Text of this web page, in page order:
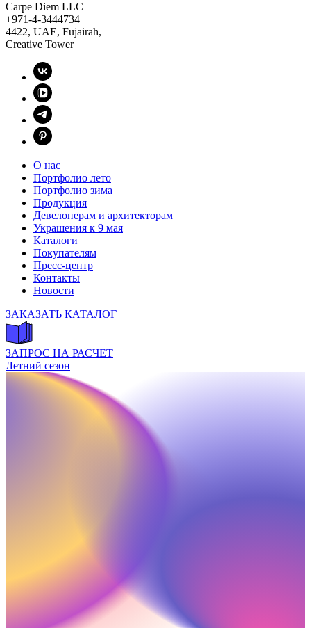
Carpe Diem LLC
+971-4-3444734
4422, UAE, Fujairah,
Creative Tower
О нас
Портфолио лето
Портфолио зима
Продукция
Девелоперам и архитекторам
Украшения к 9 мая
Каталоги
Покупателям
Пресс-центр
Контакты
Новости
ЗАКАЗАТЬ КАТАЛОГ
ЗАПРОС НА РАСЧЕТ
Летний сезон